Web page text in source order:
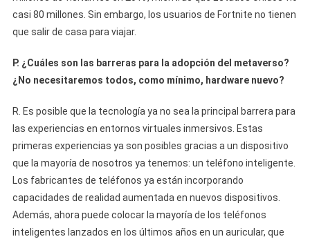
casi 80 millones. Sin embargo, los usuarios de Fortnite no tienen
que salir de casa para viajar.
P. ¿Cuáles son las barreras para la adopción del metaverso?
¿No necesitaremos todos, como mínimo, hardware nuevo?
R. Es posible que la tecnología ya no sea la principal barrera para
las experiencias en entornos virtuales inmersivos. Estas
primeras experiencias ya son posibles gracias a un dispositivo
que la mayoría de nosotros ya tenemos: un teléfono inteligente.
Los fabricantes de teléfonos ya están incorporando
capacidades de realidad aumentada en nuevos dispositivos.
Además, ahora puede colocar la mayoría de los teléfonos
inteligentes lanzados en los últimos años en un auricular, que